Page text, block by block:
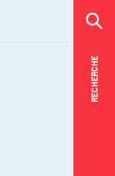
RECHERCHE
RECHERCHE